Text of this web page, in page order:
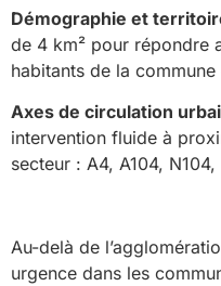
Démographie et
de 4 km² pour répondre
habitants de la
Axes de circulation
intervention fluide à
secteur : A4, A104,
Au-delà de
urgence dans les